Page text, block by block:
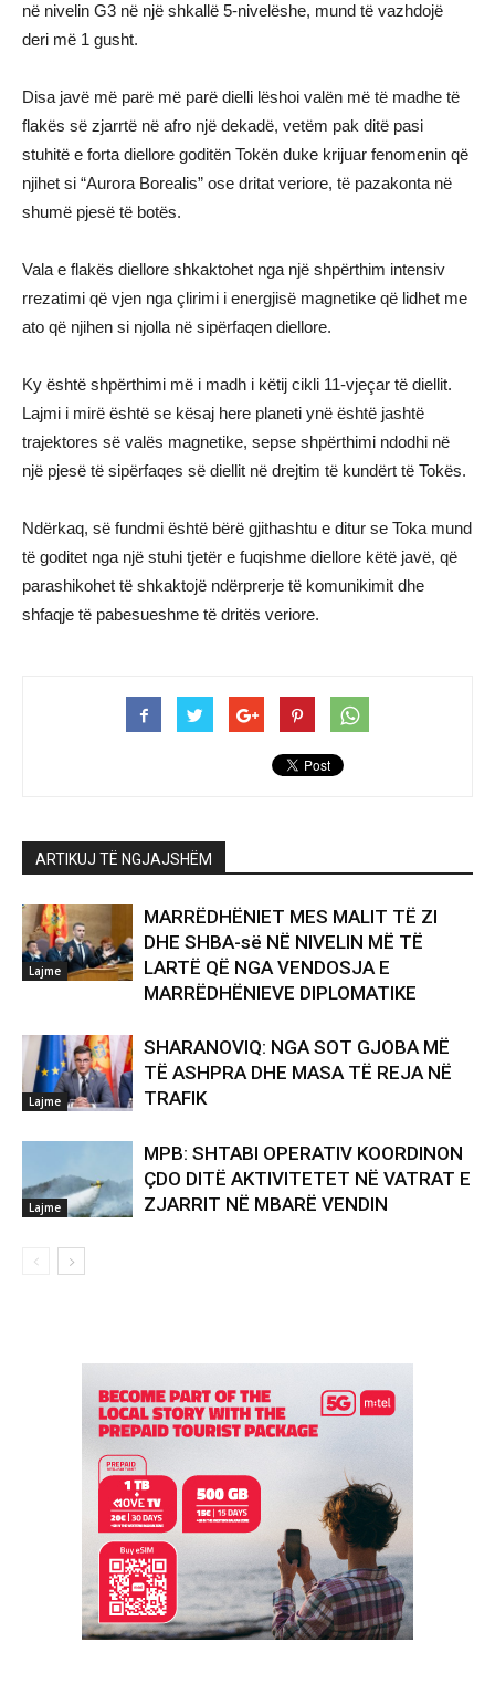
në nivelin G3 në një shkallë 5-nivelëshe, mund të vazhdojë
deri më 1 gusht.
Disa javë më parë më parë dielli lëshoi valën më të madhe të
flakës së zjarrtë në afro një dekadë, vetëm pak ditë pasi
stuhitë e forta diellore goditën Tokën duke krijuar fenomenin që
njihet si “Aurora Borealis” ose dritat veriore, të pazakonta në
shumë pjesë të botës.
Vala e flakës diellore shkaktohet nga një shpërthim intensiv
rrezatimi që vjen nga çlirimi i energjisë magnetike që lidhet me
ato që njihen si njolla në sipërfaqen diellore.
Ky është shpërthimi më i madh i këtij cikli 11-vjeçar të diellit.
Lajmi i mirë është se kësaj here planeti ynë është jashtë
trajektores së valës magnetike, sepse shpërthimi ndodhi në
një pjesë të sipërfaqes së diellit në drejtim të kundërt të Tokës.
Ndërkaq, së fundmi është bërë gjithashtu e ditur se Toka mund
të goditet nga një stuhi tjetër e fuqishme diellore këtë javë, që
parashikohet të shkaktojë ndërprerje të komunikimit dhe
shfaqje të pabesueshme të dritës veriore.
ARTIKUJ TË NGJAJSHËM
Lajme
MARRËDHËNIET MES MALIT TË ZI
DHE SHBA-së NË NIVELIN MË TË
LARTË QË NGA VENDOSJA E
MARRËDHËNIEVE DIPLOMATIKE
Lajme
SHARANOVIQ: NGA SOT GJOBA MË
TË ASHPRA DHE MASA TË REJA NË
TRAFIK
Lajme
MPB: SHTABI OPERATIV KOORDINON
ÇDO DITË AKTIVITETET NË VATRAT E
ZJARRIT NË MBARË VENDIN